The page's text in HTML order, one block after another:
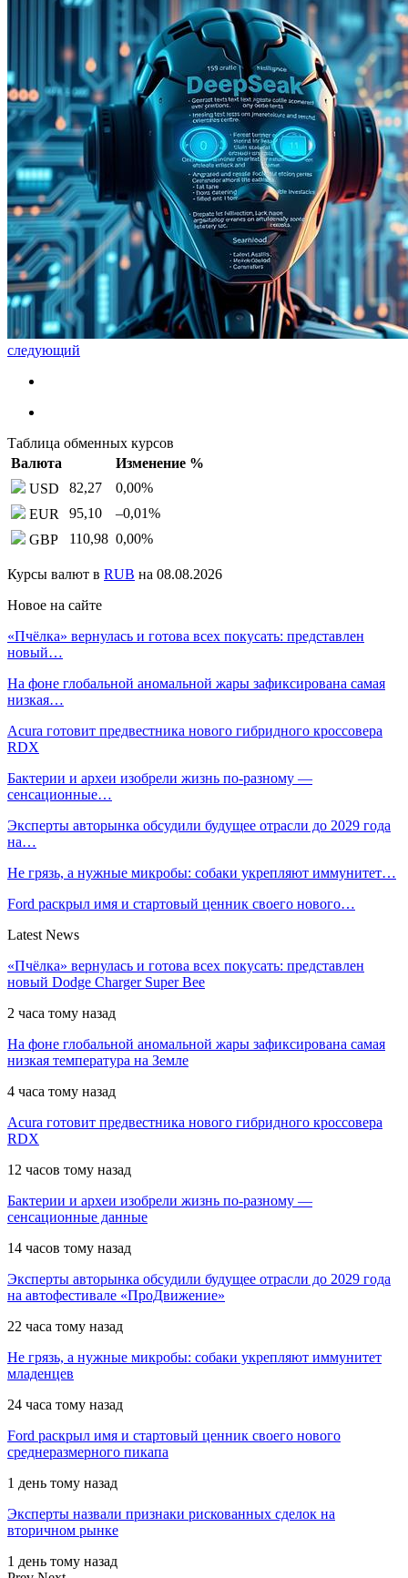
следующий
Таблица обменных курсов
Валюта
Изменение %
USD
82,27 0,00%
EUR
95,10 –0,01%
GBP
110,98 0,00%
Курсы валют в RUB на 08.08.2026
Новое на сайте
«Пчёлка» вернулась и готова всех покусать: представлен
новый…
На фоне глобальной аномальной жары зафиксирована самая
низкая…
Acura готовит предвестника нового гибридного кроссовера
RDX
Бактерии и археи изобрели жизнь по-разному —
сенсационные…
Эксперты авторынка обсудили будущее отрасли до 2029 года
на…
Не грязь, а нужные микробы: собаки укрепляют иммунитет…
Ford раскрыл имя и стартовый ценник своего нового…
Latest News
«Пчёлка» вернулась и готова всех покусать: представлен
новый Dodge Charger Super Bee
2 часа тому назад
На фоне глобальной аномальной жары зафиксирована самая
низкая температура на Земле
4 часа тому назад
Acura готовит предвестника нового гибридного кроссовера
RDX
12 часов тому назад
Бактерии и археи изобрели жизнь по-разному —
сенсационные данные
14 часов тому назад
Эксперты авторынка обсудили будущее отрасли до 2029 года
на автофестивале «ПроДвижение»
22 часа тому назад
Не грязь, а нужные микробы: собаки укрепляют иммунитет
младенцев
24 часа тому назад
Ford раскрыл имя и стартовый ценник своего нового
среднеразмерного пикапа
1 день тому назад
Эксперты назвали признаки рискованных сделок на
вторичном рынке
1 день тому назад